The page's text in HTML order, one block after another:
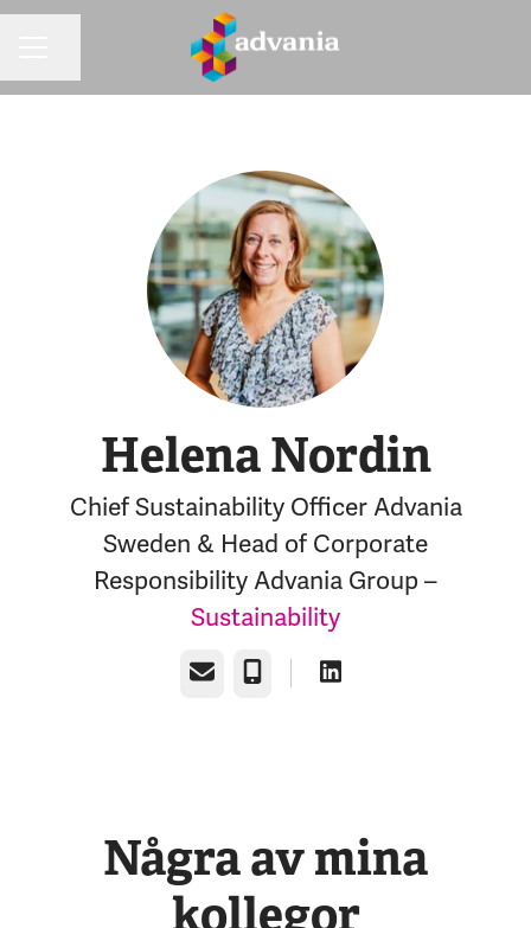
Helena Nordin
Chief Sustainability Officer Advania
Sweden & Head of Corporate
Responsibility Advania Group –
Sustainability
E-post Telefon
Några av mina
kollegor